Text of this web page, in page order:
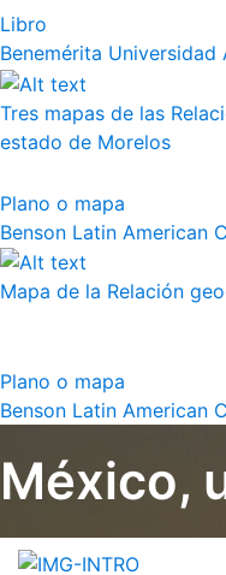
Libro
Benemérita Universidad
Tres mapas de las
estado de Morelos
Plano o mapa
Benson Latin American
Mapa de la Relación
Plano o mapa
Benson Latin American
México,